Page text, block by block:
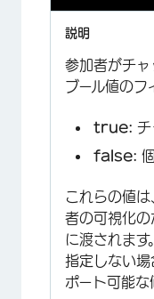
参加者がチ
ブール値のフ
true: チ
false:
これらの値
者の可視化の
に渡されます。
指定しない場
ポート可能な